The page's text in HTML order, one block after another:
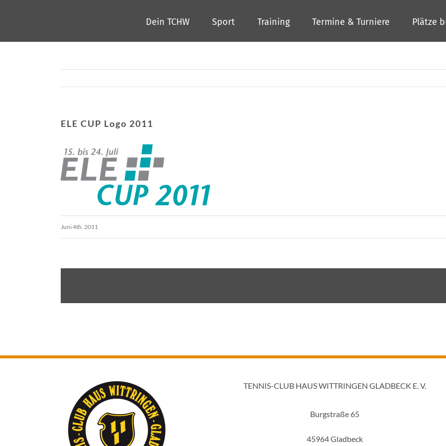
springen
Dein TCHW Sport Training Termine & Turniere Plätze
ELE CUP Logo 2011
Juni 4th. 2011
TENNIS-CLUB HAUS WITTRINGEN GLADBECK E. V.
Burgstraße 65
45964 Gladbeck